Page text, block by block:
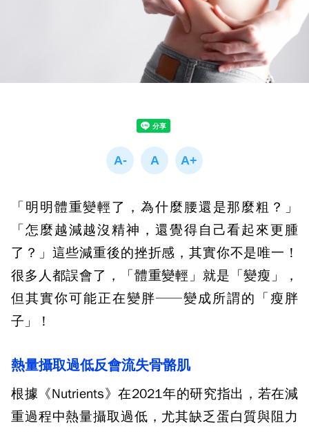
「明明體重變輕了，為什麼腰還是那麼粗？」
「怎麼越減越沒精神，還覺得自己看起來更腫
了？」這些減重後的挫折感，其實你不是唯一！
很多人都誤會了，「體重變輕」就是「變瘦」，
但其實你可能正在變胖──變成所謂的「瘦胖
子」！
熱量攝取過低反會流失骨骼肌
根據《Nutrients》在2021年的研究指出，若在減
重過程中熱量攝取過低，尤其缺乏蛋白質與阻力